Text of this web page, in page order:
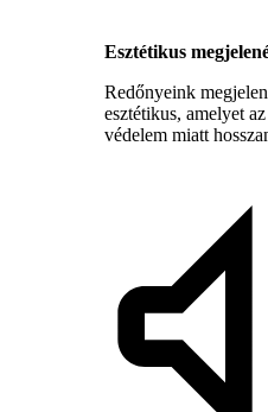
Esztétikus
Redőnyeink
esztétikus, amelyet
védelem miatt